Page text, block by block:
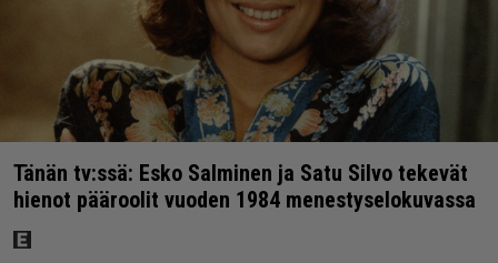
Tänän tv:ssä: Esko Salminen ja Satu Silvo tekevät
hienot pääroolit vuoden 1984 menestyselokuvassa